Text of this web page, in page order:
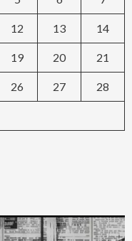
12 13 14
19 20 21
26 27 28